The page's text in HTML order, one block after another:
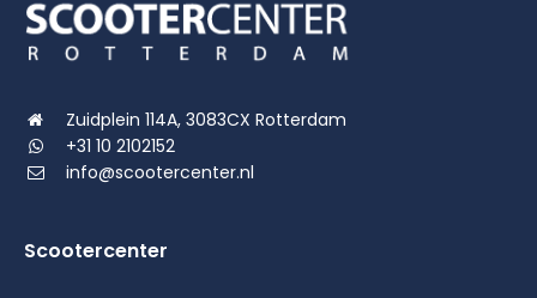
Zuidplein 114A, 3083CX Rotterdam
+31 10 2102152
info@scootercenter.nl
Scootercenter